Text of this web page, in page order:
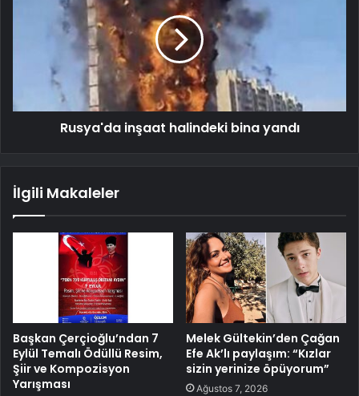
Rusya'da inşaat halindeki bina yandı
İlgili Makaleler
Başkan Çerçioğlu’ndan 7
Eylül Temalı Ödüllü Resim,
Şiir ve Kompozisyon
Yarışması
Melek Gültekin’den Çağan
Efe Ak’lı paylaşım: “Kızlar
sizin yerinize öpüyorum”
Ağustos 7, 2026